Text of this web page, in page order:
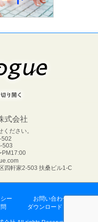
式会社
ださい。
502
503
PM17:00
四軒家2-503 扶桑ビル1-C
ー
お問い合わせ
ダウンロード